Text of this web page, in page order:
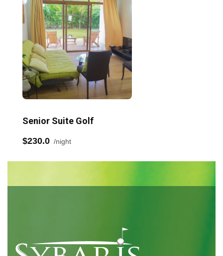
Senior Suite Golf
$230.0 night